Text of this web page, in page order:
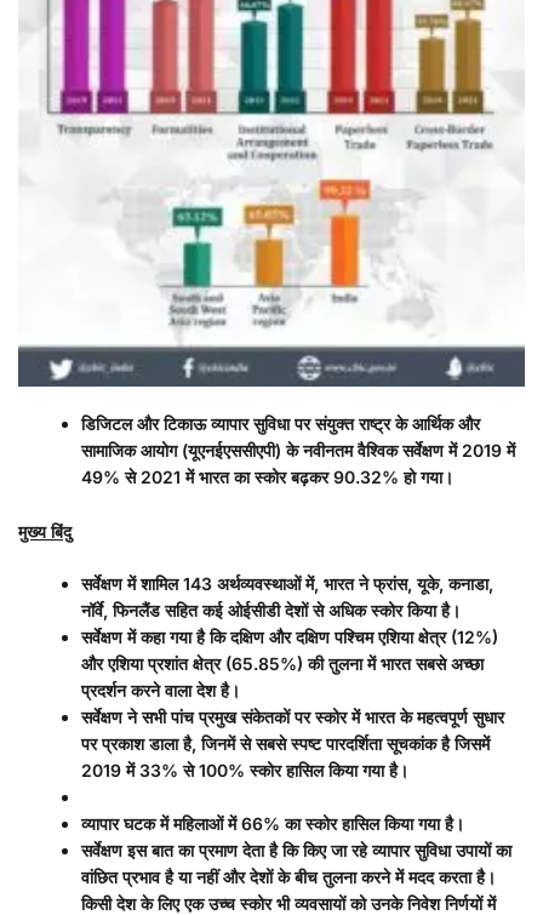
डिजिटल और टिकाऊ व्यापार सुविधा पर संयुक्त राष्ट्र के आर्थिक और
सामाजिक आयोग (यूएनईएससीएपी) के नवीनतम वैश्विक सर्वेक्षण में 2019में
49% से 2021 में भारत का स्कोर बढ़कर90.32% हो गया।
मुख्य बिंदु
सर्वेक्षण में शामिल143 अर्थव्यवस्थाओं में,भारत ने फ्रांस,यूके,कनाडा,
नॉर्वे,फिनलैंड सहित कई ओईसीडी देशों से अधिक स्कोर किया है।
सर्वेक्षण में कहा गया है कि दक्षिण और दक्षिण पश्चिम एशिया क्षेत्र (12%)
और एशिया प्रशांत क्षेत्र (65.85%)की तुलना में भारत सबसे अच्छा
प्रदर्शन करने वाला देश है।
सर्वेक्षण ने सभी पांच प्रमुख संकेतकों पर स्कोर में भारत के महत्वपूर्ण सुधार
पर प्रकाश डाला है,जिनमें से सबसे स्पष्ट पारदर्शिता सूचकांक है जिसमें
2019में33% से100% स्कोर हासिल किया गया है।
व्यापार घटक में महिलाओं में66%का स्कोर हासिल किया गया है।
सर्वेक्षण इस बात का प्रमाण देता है कि किए जा रहे व्यापार सुविधा उपायों का
वांछित प्रभाव है या नहीं और देशों के बीच तुलना करने में मदद करता है।
किसी देश के लिए एक उच्च स्कोर भी व्यवसायों को उनके निवेश निर्णयों में